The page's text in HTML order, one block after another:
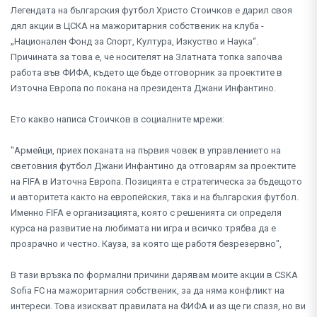
Легендата на българския футбол Христо Стоичков е дарил своя
дял акции в ЦСКА на мажоритарния собственик на клуба -
„Национален Фонд за Спорт, Култура, Изкуство и Наука“.
Причината за това е, че носителят на Златната топка започва
работа във ФИФА, където ще бъде отговорник за проектите в
Източна Европа по покана на президента Джани Инфантино.
Ето какво написа Стоичков в социалните мрежи:
"Армейци, приех поканата на първия човек в управлението на
световния футбол Джани Инфантино да отговарям за проектите
на FIFA в Източна Европа. Позицията е стратегическа за бъдещото
и авторитета както на европейския, така и на българския футбол.
Именно FIFA е организацията, която с решенията си определя
курса на развитие на любимата ни игра и всичко трябва да е
прозрачно и честно. Кауза, за която ще работя безрезервно",
В тази връзка по формални причини дарявам моите акции в CSKA
Sofia FC на мажоритарния собственик, за да няма конфликт на
интереси. Това изискват правилата на ФИФА и аз ще ги спазя, но ви